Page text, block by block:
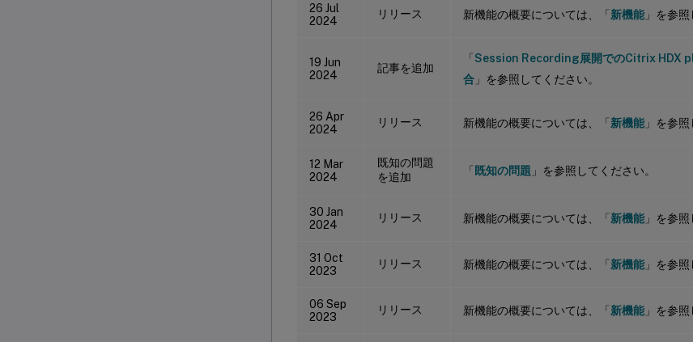
26 Jul
2024
リリース 新機能の概要については、「新機能 」を参照
19 Jun
2024
記事を追加
「Session Recording展開でのCitrix HDX
合 」を参照してください。
26 Apr
2024
リリース 新機能の概要については、「新機能 」を参照
12 Mar
2024
既知の問題
を追加
「既知の問題 」を参照してください。
30 Jan
2024
リリース 新機能の概要については、「新機能 」を参照
31 Oct
2023
リリース 新機能の概要については、「新機能 」を参照
06 Sep
2023
リリース 新機能の概要については、「新機能 」を参照